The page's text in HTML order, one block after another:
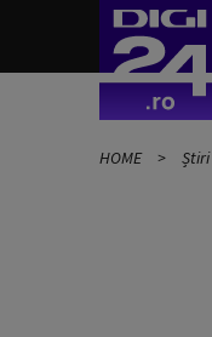
HOME Știri